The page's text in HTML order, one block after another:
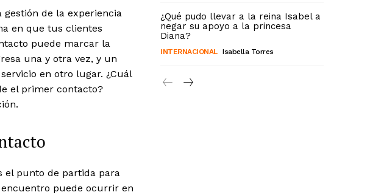
de la experiencia
en que tus clientes
puede marcar la
una y otra vez, y un
en otro lugar. ¿Cuál
el primer contacto?
el punto de partida para
puede ocurrir en
¿Qué pudo llevar a la reina Isabel a
negar su apoyo a la princesa
Diana?
INTERNACIONAL Isabella Torres